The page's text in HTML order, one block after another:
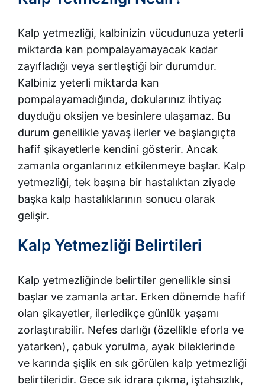
Kalp yetmezliği, kalbinizin vücudunuza yeterli
miktarda kan pompalayamayacak kadar
zayıfladığı veya sertleştiği bir durumdur.
Kalbiniz yeterli miktarda kan
pompalayamadığında, dokularınız ihtiyaç
duyduğu oksijen ve besinlere ulaşamaz. Bu
durum genellikle yavaş ilerler ve başlangıçta
hafif şikayetlerle kendini gösterir. Ancak
zamanla organlarınız etkilenmeye başlar. Kalp
yetmezliği, tek başına bir hastalıktan ziyade
başka kalp hastalıklarının sonucu olarak
gelişir.
Kalp Yetmezliği Belirtileri
Kalp yetmezliğinde belirtiler genellikle sinsi
başlar ve zamanla artar. Erken dönemde hafif
olan şikayetler, ilerledikçe günlük yaşamı
zorlaştırabilir. Nefes darlığı (özellikle eforla ve
yatarken), çabuk yorulma, ayak bileklerinde
ve karında şişlik en sık görülen kalp yetmezliği
belirtileridir. Gece sık idrara çıkma, iştahsızlık,